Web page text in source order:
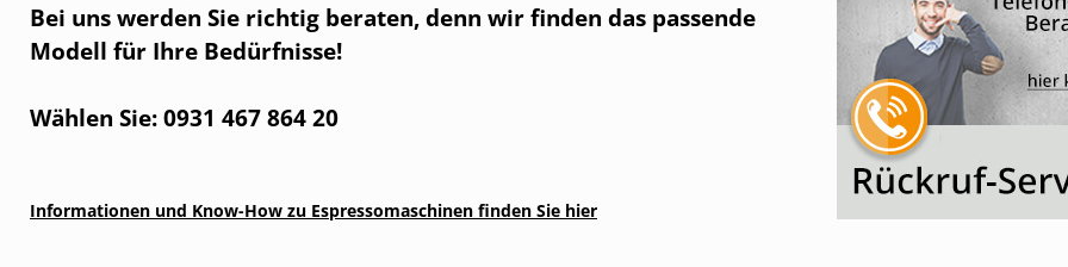
Bei uns werden Sie richtig beraten, denn wir finden das passende
Modell für Ihre Bedürfnisse!
Wählen Sie: 0931 467 864 20
Informationen und Know-How zu Espressomaschinen finden Sie hier